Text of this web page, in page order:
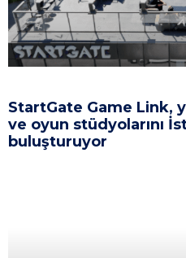
StartGate Game Link,
ve oyun stüdyolarını
buluşturuyor